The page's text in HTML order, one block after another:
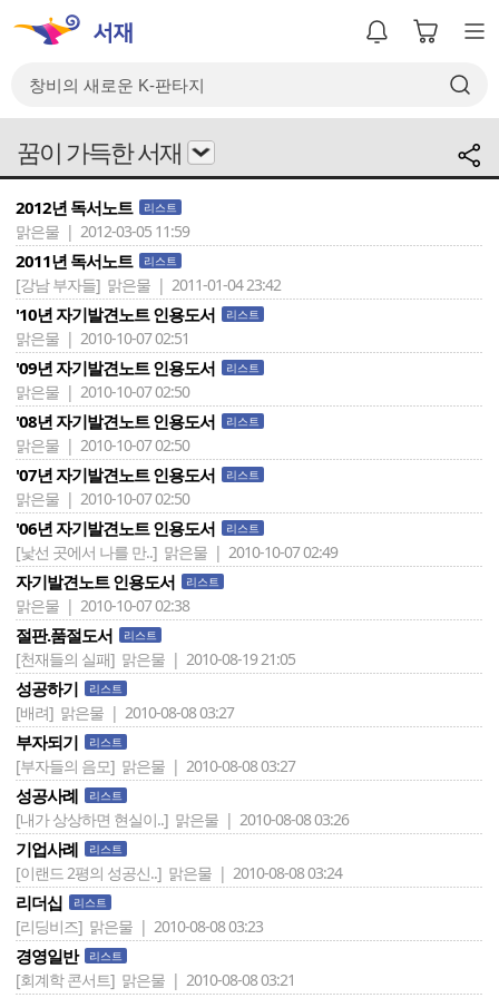
꿈이 가득한 서재
2012년 독서노트 리스트
맑은물 | 2012-03-05 11:59
2011년 독서노트 리스트
[강남 부자들] 맑은물 | 2011-01-04 23:42
'10년 자기발견노트 인용도서 리스트
맑은물 | 2010-10-07 02:51
'09년 자기발견노트 인용도서 리스트
맑은물 | 2010-10-07 02:50
'08년 자기발견노트 인용도서 리스트
맑은물 | 2010-10-07 02:50
'07년 자기발견노트 인용도서 리스트
맑은물 | 2010-10-07 02:50
'06년 자기발견노트 인용도서 리스트
[낯선 곳에서 나를 만..] 맑은물 | 2010-10-07 02:49
자기발견노트 인용도서 리스트
맑은물 | 2010-10-07 02:38
절판.품절도서 리스트
[천재들의 실패] 맑은물 | 2010-08-19 21:05
성공하기 리스트
[배려] 맑은물 | 2010-08-08 03:27
부자되기 리스트
[부자들의 음모] 맑은물 | 2010-08-08 03:27
성공사례 리스트
[내가 상상하면 현실이..] 맑은물 | 2010-08-08 03:26
기업사례 리스트
[이랜드 2평의 성공신..] 맑은물 | 2010-08-08 03:24
리더십 리스트
[리딩비즈] 맑은물 | 2010-08-08 03:23
경영일반 리스트
[회계학 콘서트] 맑은물 | 2010-08-08 03:21